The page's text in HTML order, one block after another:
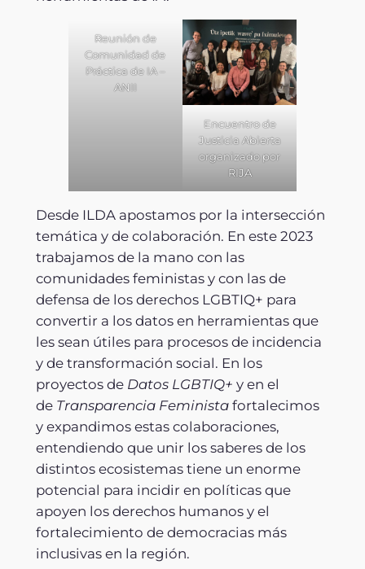
Reunión de
Comunidad de
Práctica de IA –
ANII
Encuentro de
Justicia Abierta
organizado por
RIJA
Desde ILDA apostamos por la intersección
temática y de colaboración. En este 2023
trabajamos de la mano con las
comunidades feministas y con las de
defensa de los derechos LGBTIQ+ para
convertir a los datos en herramientas que
les sean útiles para procesos de incidencia
y de transformación social. En los
proyectos de Datos LGBTIQ+ y en el
de Transparencia Feministafortalecimos
y expandimos estas colaboraciones,
entendiendo que unir los saberes de los
distintos ecosistemas tiene un enorme
potencial para incidir en políticas que
apoyen los derechos humanos y el
fortalecimiento de democracias más
inclusivas en la región.